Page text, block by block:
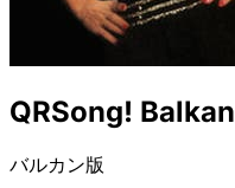
QRSong! Balkan
バルカン版